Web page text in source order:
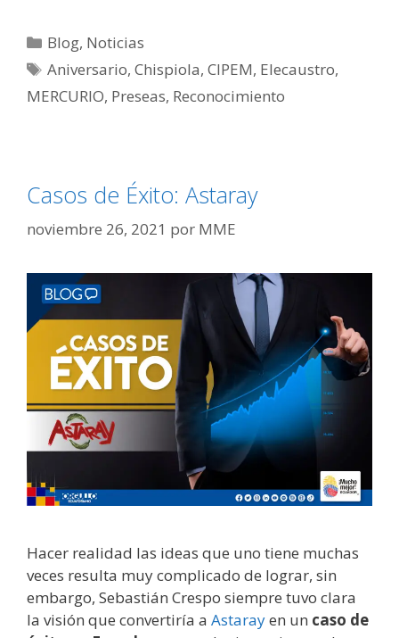
Blog, Noticias
Aniversario,Chispiola,CIPEM, Elecaustro,
MERCURIO, Preseas, Reconocimiento
Casos de Éxito: Astaray
noviembre 26, 2021 por MME
Hacer realidad las ideas que uno tiene muchas
veces resulta muy complicado de lograr, sin
embargo, Sebastián Crespo siempre tuvo clara
la visión que convertiría a Astarayen un caso de